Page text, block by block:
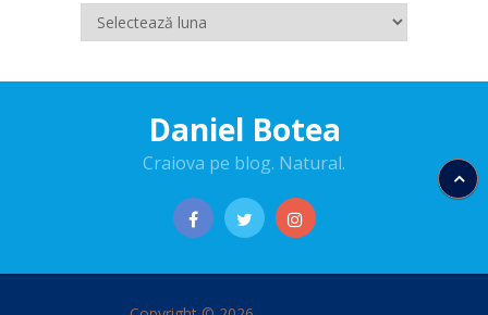
Arhive
Daniel Botea
Craiova pe blog. Natural.